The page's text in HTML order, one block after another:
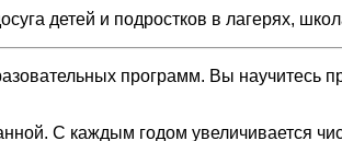
детей и подростков в лагерях,
программ. Вы научитесь
С каждым годом увеличивается